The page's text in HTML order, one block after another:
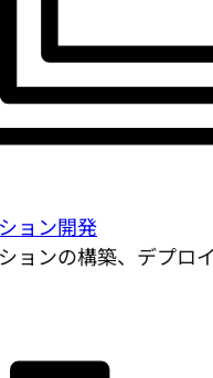
ョン開発
ョンの構築、デプロ